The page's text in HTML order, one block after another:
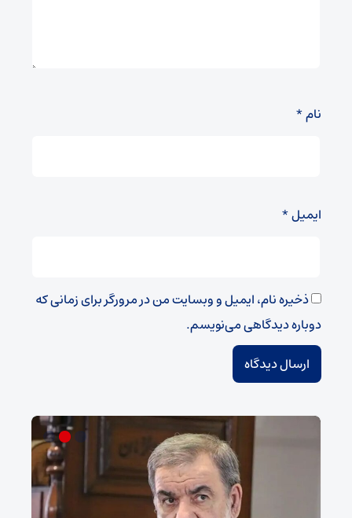
نام*
ایمیل*
ذخیره نام، ایمیل و وبسایت من در مرورگر برای زمانی که
دوباره دیدگاهی می‌نویسم.